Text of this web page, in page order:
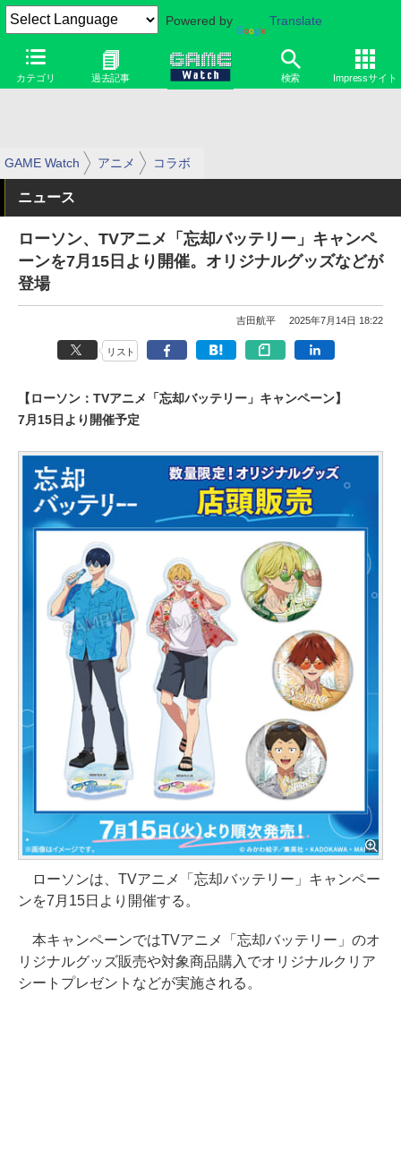
Powered by Translate
カテゴリ 過去記事 検索 Impressサイト
GAME Watch アニメ コラボ
ニュース
ローソン、TVアニメ「忘却バッテリー」キャンペ
ーンを7月15日より開催。オリジナルグッズなどが
登場
吉田航平 2025年7月14日 18:22
リスト
【ローソン：TVアニメ「忘却バッテリー」キャンペーン】
7月15日より開催予定
ローソンは、TVアニメ「忘却バッテリー」キャンペー
ンを7月15日より開催する。
本キャンペーンではTVアニメ「忘却バッテリー」のオ
リジナルグッズ販売や対象商品購入でオリジナルクリア
シートプレゼントなどが実施される。